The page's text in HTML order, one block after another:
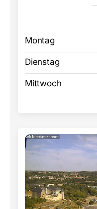
Montag
Dienstag
Mittwoch